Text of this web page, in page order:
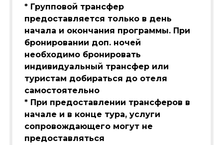
* Групповой трансфер
предоставляется только в день
начала и окончания программы. При
бронировании доп. ночей
необходимо бронировать
индивидуальный трансфер или
туристам добираться до отеля
самостоятельно
* При предоставлении трансферов в
начале и в конце тура, услуги
сопровождающего могут не
предоставляться